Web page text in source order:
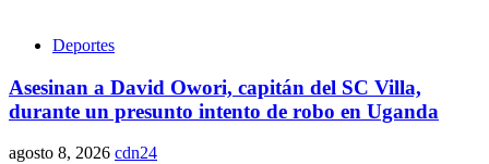
Deportes
Asesinan a David Owori, capitán del SC Villa,
durante un presunto intento de robo en Uganda
agosto 8, 2026 cdn24